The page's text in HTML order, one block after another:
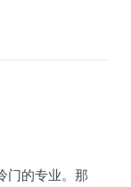
门的专业。那